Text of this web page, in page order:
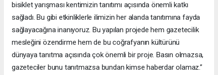
bisiklet yarışması kentimizin tanıtımı açısında önemli katkı
sağladı. Bu gibi etkinliklerle ilimizin her alanda tanıtımına fayda
sağlayacağına inanıyoruz. Bu yapılan projede hem gazetecilik
mesleğini özendirme hem de bu coğrafyanın kültürünü
dünyaya tanıtma açısında çok önemli bir proje. Basın olmazsa,
gazeteciler bunu tanıtmazsa bundan kimse haberdar olamaz.”